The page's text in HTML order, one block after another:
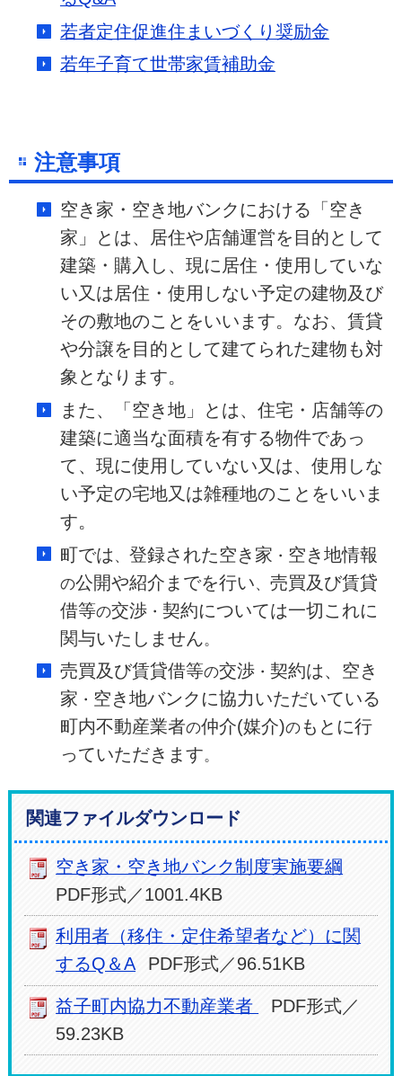
若者定住促進住まいづくり奨励金
若年子育て世帯家賃補助金
注意事項
空き家・空き地バンクにおける「空き
家」とは、居住や店舗運営を目的として
建築・購入し、現に居住・使用していな
い又は居住・使用しない予定の建物及び
その敷地のことをいいます。なお、賃貸
や分譲を目的として建てられた建物も対
象となります。
また、「空き地」とは、住宅・店舗等の
建築に適当な面積を有する物件であっ
て、現に使用していない又は、使用しな
い予定の宅地又は雑種地のことをいいま
す。
町では 、 登録された空き家 ・ 空き地情報
の公開や紹介までを行い、 売買及び賃貸
借等の交渉・ 契約については一切これに
関与いたしません。
売買及び賃貸借等の交渉・ 契約は、空き
家 ・ 空き地バンクに協力いただいている
町内不動産業者の仲介(媒介)のもとに行
っていただきます。
関連ファイルダウンロード
空き家・空き地バンク制度実施要綱
PDF形式／1001.4KB
利用者（移住・定住希望者など）に関
するQ＆A
PDF形式／96.51KB
益子町内協力不動産業者
PDF形式／
59.23KB